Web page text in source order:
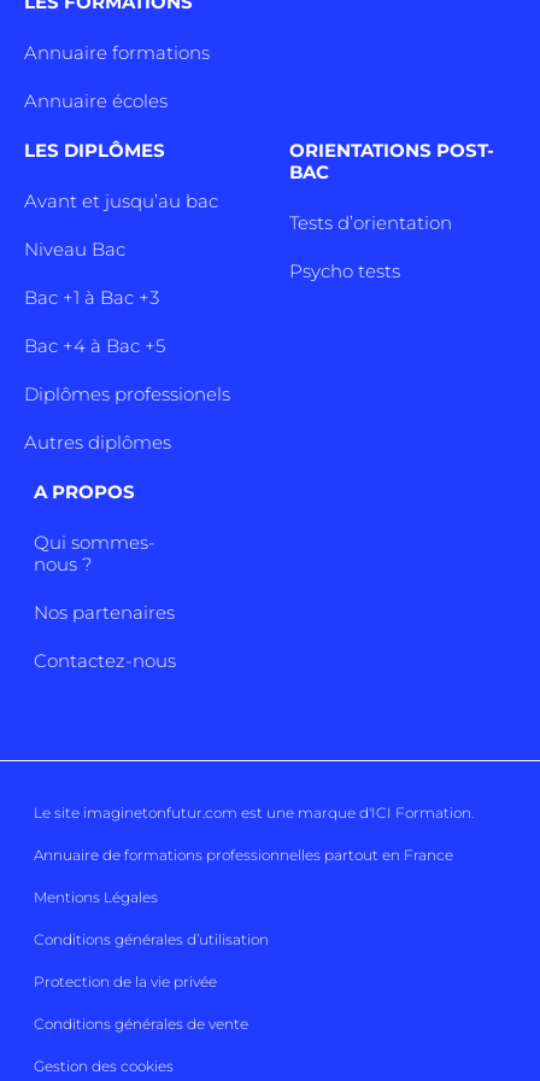
Annuaire formations
Annuaire écoles
LES DIPLÔMES
Avant et jusqu’au bac
Niveau Bac
Bac +1 à Bac +3
Bac +4 à Bac +5
Diplômes professionels
Autres diplômes
ORIENTATIONS POST-
BAC
Tests d’orientation
Psycho tests
A PROPOS
Qui sommes-
nous ?
Nos partenaires
Contactez-nous
Le site imaginetonfutur.com est une marque d'ICI Formation.
Annuaire de formations professionnelles partout en France
Mentions Légales
Conditions générales d’utilisation
Protection de la vie privée
Conditions générales de vente
Gestion des cookies